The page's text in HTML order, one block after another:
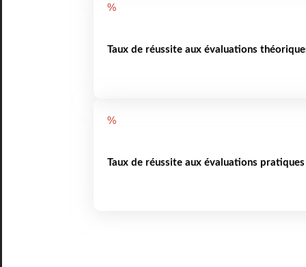
%
Taux de réussite aux évaluations
%
Taux de réussite aux évaluations pratiques